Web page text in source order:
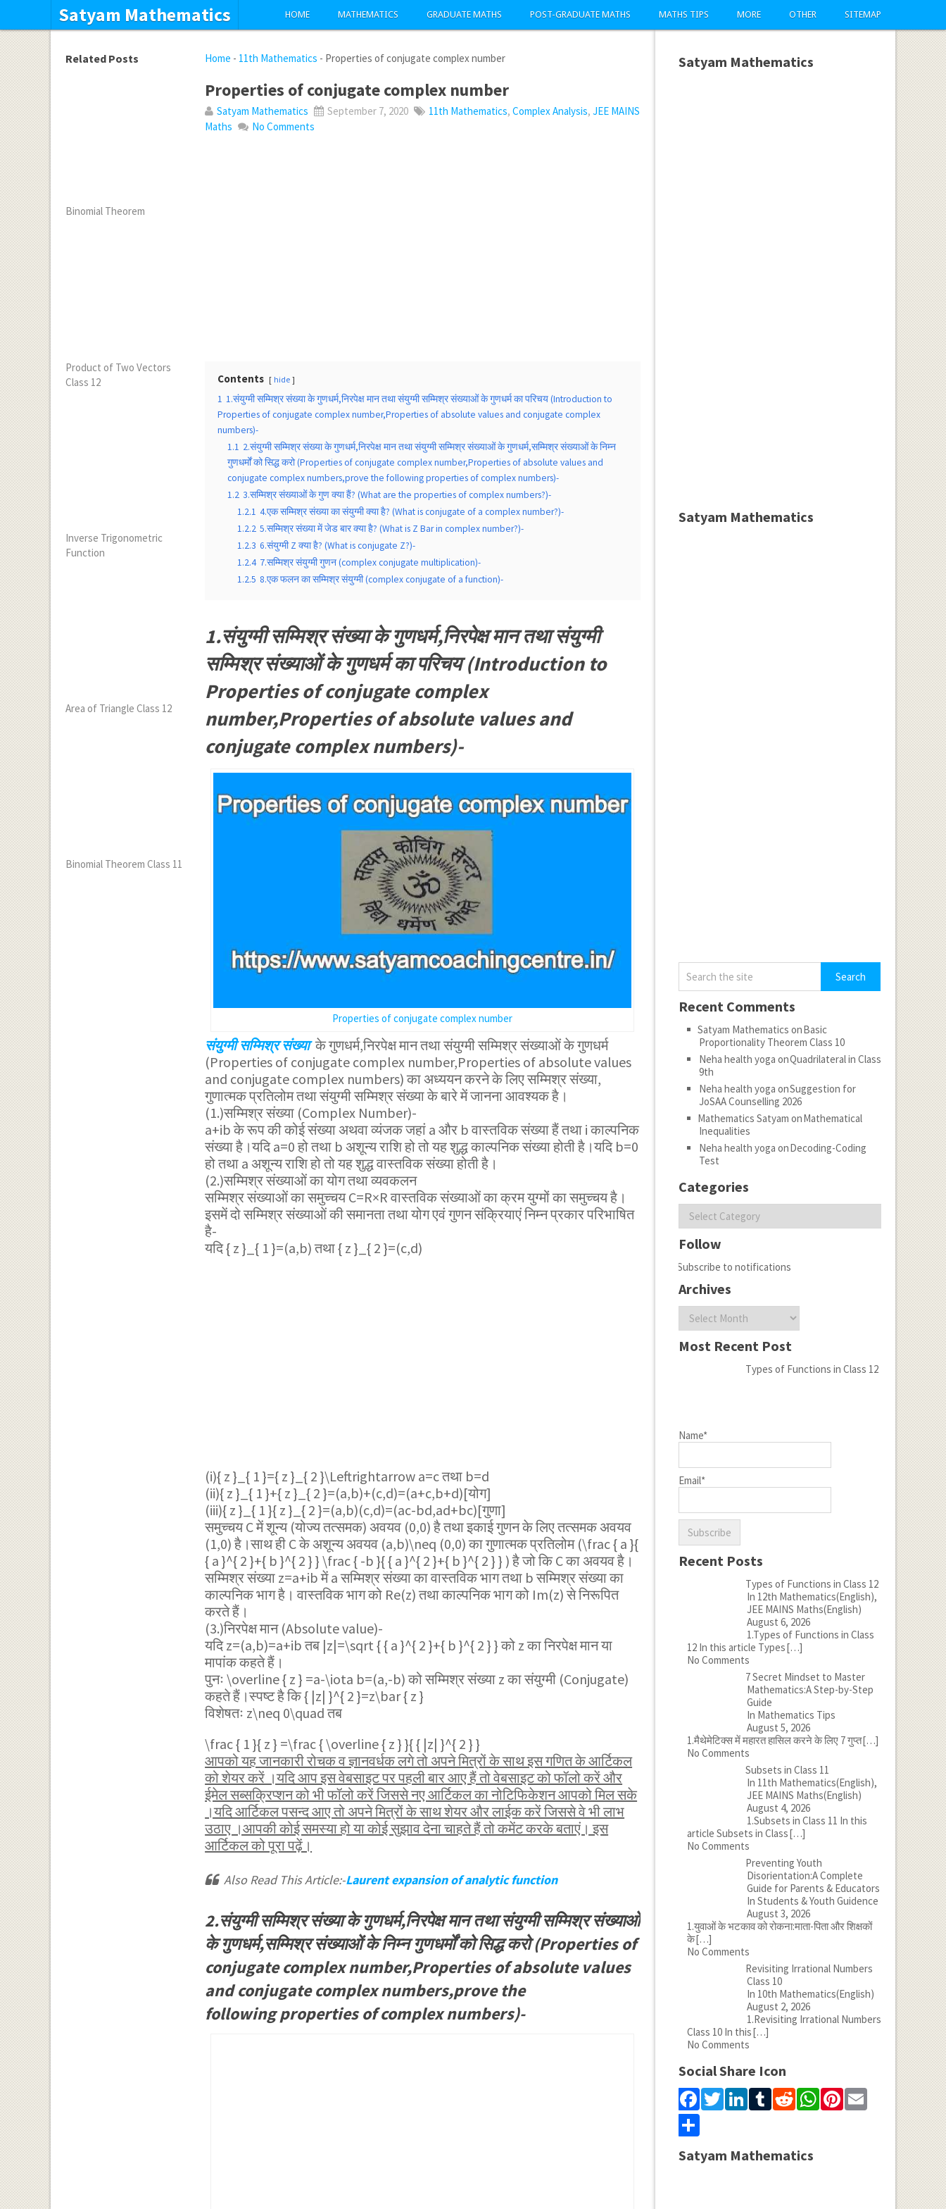
Satyam Mathematics HOME MATHEMATICS GRADUATE MATHS POST-GRADUATE MATHS MATHS TIPS MORE OTHER SITEMAP
Home - 11th Mathematics - Properties of conjugate complex number
Properties of conjugate complex number
Satyam Mathematics September 7, 2020 11th Mathematics,Complex Analysis,JEE MAINS
Maths
No Comments
Contents hide
1 1.संयुग्मी सम्मिश्र संख्या के गुणधर्म,निरपेक्ष मान तथा संयुग्मी सम्मिश्र संख्याओं के गुणधर्म का परिचय (Introduction to
Properties of conjugate complex number,Properties of absolute values ​​and conjugate complex
numbers)-
1.1 2.संयुग्मी सम्मिश्र संख्या के गुणधर्म,निरपेक्ष मान तथा संयुग्मी सम्मिश्र संख्याओं के गुणधर्म,सम्मिश्र संख्याओं के निम्न
गुणधर्मों को सिद्ध करो (Properties of conjugate complex number,Properties of absolute values ​​and
conjugate complex numbers,prove the following properties of complex numbers)-
1.2 3.सम्मिश्र संख्याओं के गुण क्या हैं? (What are the properties of complex numbers?)-
1.2.1 4.एक सम्मिश्र संख्या का संयुग्मी क्या है? (What is conjugate of a complex number?)-
1.2.2 5.सम्मिश्र संख्या में जेड बार क्या है? (What is Z Bar in complex number?)-
1.2.3 6.संयुग्मी Z क्या है? (What is conjugate Z?)-
1.2.4 7.सम्मिश्र संयुग्मी गुणन (complex conjugate multiplication)-
1.2.5 8.एक फलन का सम्मिश्र संयुग्मी (complex conjugate of a function)-
1.संयुग्मी सम्मिश्र संख्या के गुणधर्म,निरपेक्ष मान तथा संयुग्मी
सम्मिश्र संख्याओं के गुणधर्म का परिचय (Introduction to
Properties of conjugate complex
number,Properties of absolute values ​​and
conjugate complex numbers)-
Properties of conjugate complex number
संयुग्मी सम्मिश्र संख्याके गुणधर्म,निरपेक्ष मान तथा संयुग्मी सम्मिश्र संख्याओं के गुणधर्म
(Properties of conjugate complex number,Properties of absolute values ​​
and conjugate complex numbers) का अध्ययन करने के लिए सम्मिश्र संख्या,
गुणात्मक प्रतिलोम तथा संयुग्मी सम्मिश्र संख्या के बारे में जानना आवश्यक है।
(1.)सम्मिश्र संख्या (Complex Number)-
a+ib के रूप की कोई संख्या अथवा व्यंजक जहां a और b वास्तविक संख्या हैं तथा i काल्पनिक
संख्या है।यदि a=0 हो तथा b अशून्य राशि हो तो यह शुद्ध काल्पनिक संख्या होती है।यदि b=0
हो तथा a अशून्य राशि हो तो यह शुद्ध वास्तविक संख्या होती है।
(2.)सम्मिश्र संख्याओं का योग तथा व्यवकलन
सम्मिश्र संख्याओं का समुच्चय C=R×R वास्तविक संख्याओं का क्रम युग्मों का समुच्चय है।
इसमें दो सम्मिश्र संख्याओं की समानता तथा योग एवं गुणन संक्रियाएं निम्न प्रकार परिभाषित
है-
यदि{ z }_{ 1 }=(a,b)तथा{ z }_{ 2 }=(c,d)
(i){ z }_{ 1 }={ z }_{ 2 }\Leftrightarrow a=cतथा b=d
(ii){ z }_{ 1 }+{ z }_{ 2 }=(a,b)+(c,d)=(a+c,b+d)[योग]
(iii){ z }_{ 1 }{ z }_{ 2 }=(a,b)(c,d)=(ac-bd,ad+bc)[गुणा]
समुच्चय C में शून्य (योज्य तत्समक) अवयव (0,0) है तथा इकाई गुणन के लिए तत्समक अवयव
(1,0) है।साथ ही C के अशून्य अवयव (a,b)\neq (0,0)का गुणात्मक प्रतिलोम (\frac { a }{
{ a }^{ 2 }+{ b }^{ 2 } } \frac { -b }{ { a }^{ 2 }+{ b }^{ 2 } } )है जो कि C का अवयव है।
सम्मिश्र संख्या z=a+ib में a सम्मिश्र संख्या का वास्तविक भाग तथा b सम्मिश्र संख्या का
काल्पनिक भाग है। वास्तविक भाग को Re(z) तथा काल्पनिक भाग को Im(z) से निरूपित
करते हैं।
(3.)निरपेक्ष मान (Absolute value)-
यदि z=(a,b)=a+ib तब |z|=\sqrt { { a }^{ 2 }+{ b }^{ 2 } }को z का निरपेक्ष मान या
मापांक कहते हैं।
पुनः\overline { z } =a-\iota b=(a,-b)को सम्मिश्र संख्या z का संयुग्मी (Conjugate)
कहते हैं।स्पष्ट है कि{ |z| }^{ 2 }=z\bar { z }
विशेषतः z\neq 0\quadतब
\frac { 1 }{ z } =\frac { \overline { z } }{ { |z| }^{ 2 } }
आपको यह जानकारी रोचक व ज्ञानवर्धक लगे तो अपने मित्रों के साथ इस गणित के आर्टिकल
को शेयर करें ।यदि आप इस वेबसाइट पर पहली बार आए हैं तो वेबसाइट को फॉलो करें और
ईमेल सब्सक्रिप्शन को भी फॉलो करें जिससे नए आर्टिकल का नोटिफिकेशन आपको मिल सके
।यदि आर्टिकल पसन्द आए तो अपने मित्रों के साथ शेयर और लाईक करें जिससे वे भी लाभ
उठाए ।आपकी कोई समस्या हो या कोई सुझाव देना चाहते हैं तो कमेंट करके बताएं। इस
आर्टिकल को पूरा पढ़ें।
Also Read This Article:-Laurent expansion of analytic function
2.संयुग्मी सम्मिश्र संख्या के गुणधर्म,निरपेक्ष मान तथा संयुग्मी सम्मिश्र संख्याओं
के गुणधर्म,सम्मिश्र संख्याओं के निम्न गुणधर्मों को सिद्ध करो (Properties of
conjugate complex number,Properties of absolute values ​​
and conjugate complex numbers,prove the
following properties of complex numbers)-
Related Posts
Binomial Theorem
Product of Two Vectors
Class 12
Inverse Trigonometric
Function
Area of Triangle Class 12
Binomial Theorem Class 11
Satyam Mathematics
Satyam Mathematics
Recent Comments
Satyam Mathematics onBasic
Proportionality Theorem Class 10
Neha health yoga onQuadrilateral in Class
9th
Neha health yoga onSuggestion for
JoSAA Counselling 2026
Mathematics Satyam onMathematical
Inequalities
Neha health yoga onDecoding-Coding
Test
Categories
Categories
Follow
Subscribe to notifications
Archives
Archives
Most Recent Post
Types of Functions in Class 12
Name*
Email*
Recent Posts
Types of Functions in Class 12
In 12th Mathematics(English),
JEE MAINS Maths(English)
August 6, 2026
1.Types of Functions in Class
12 In this article Types[…]
No Comments
7 Secret Mindset to Master
Mathematics:A Step-by-Step
Guide
In Mathematics Tips
August 5, 2026
1.मैथेमेटिक्स में महारत हासिल करने के लिए 7 गुप्त[…]
No Comments
Subsets in Class 11
In 11th Mathematics(English),
JEE MAINS Maths(English)
August 4, 2026
1.Subsets in Class 11 In this
article Subsets in Class[…]
No Comments
Preventing Youth
Disorientation:A Complete
Guide for Parents & Educators
In Students & Youth Guidence
August 3, 2026
1.युवाओं के भटकाव को रोकना:माता-पिता और शिक्षकों
के[…]
No Comments
Revisiting Irrational Numbers
Class 10
In 10th Mathematics(English)
August 2, 2026
1.Revisiting Irrational Numbers
Class 10 In this[…]
No Comments
Social Share Icon
Facebook
Twitter
LinkedIn
Tumblr
Reddit
WhatsApp
Pinterest
Email
Share
Satyam Mathematics